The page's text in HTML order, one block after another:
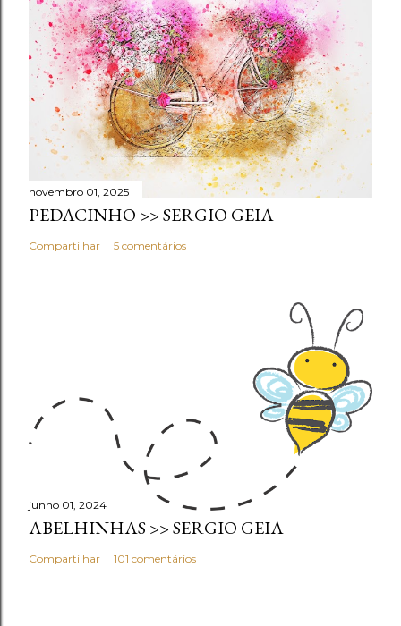
novembro 01, 2025
PEDACINHO >> SERGIO GEIA
Compartilhar 5 comentários
junho 01, 2024
ABELHINHAS >> SERGIO GEIA
Compartilhar 101 comentários